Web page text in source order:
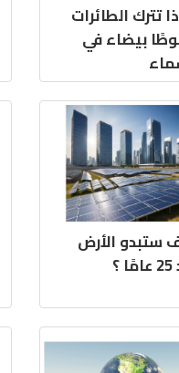
تترك الطائرات
بيضاء في
ستبدو الأرض
؟